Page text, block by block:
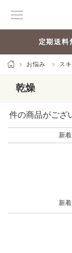
定期送
お悩み ス
乾燥
件の商品がござ
新
新